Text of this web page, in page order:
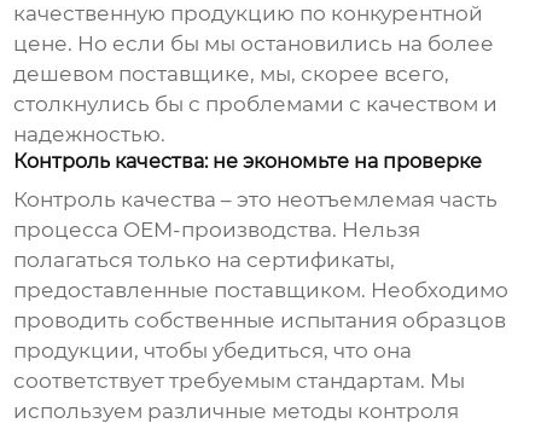
качественную продукцию по конкурентной
цене. Но если бы мы остановились на более
дешевом поставщике, мы, скорее всего,
столкнулись бы с проблемами с качеством и
надежностью.
Контроль качества: не экономьте на проверке
Контроль качества – это неотъемлемая часть
процесса OEM-производства. Нельзя
полагаться только на сертификаты,
предоставленные поставщиком. Необходимо
проводить собственные испытания образцов
продукции, чтобы убедиться, что она
соответствует требуемым стандартам. Мы
используем различные методы контроля